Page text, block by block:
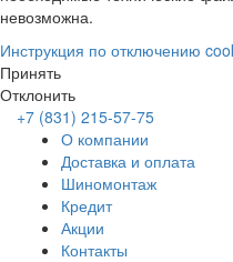
невозможна.
Инструкция по отключению
Принять
Отклонить
+7 (831) 215-57-75
О компании
Доставка и оплата
Шиномонтаж
Кредит
Акции
Контакты